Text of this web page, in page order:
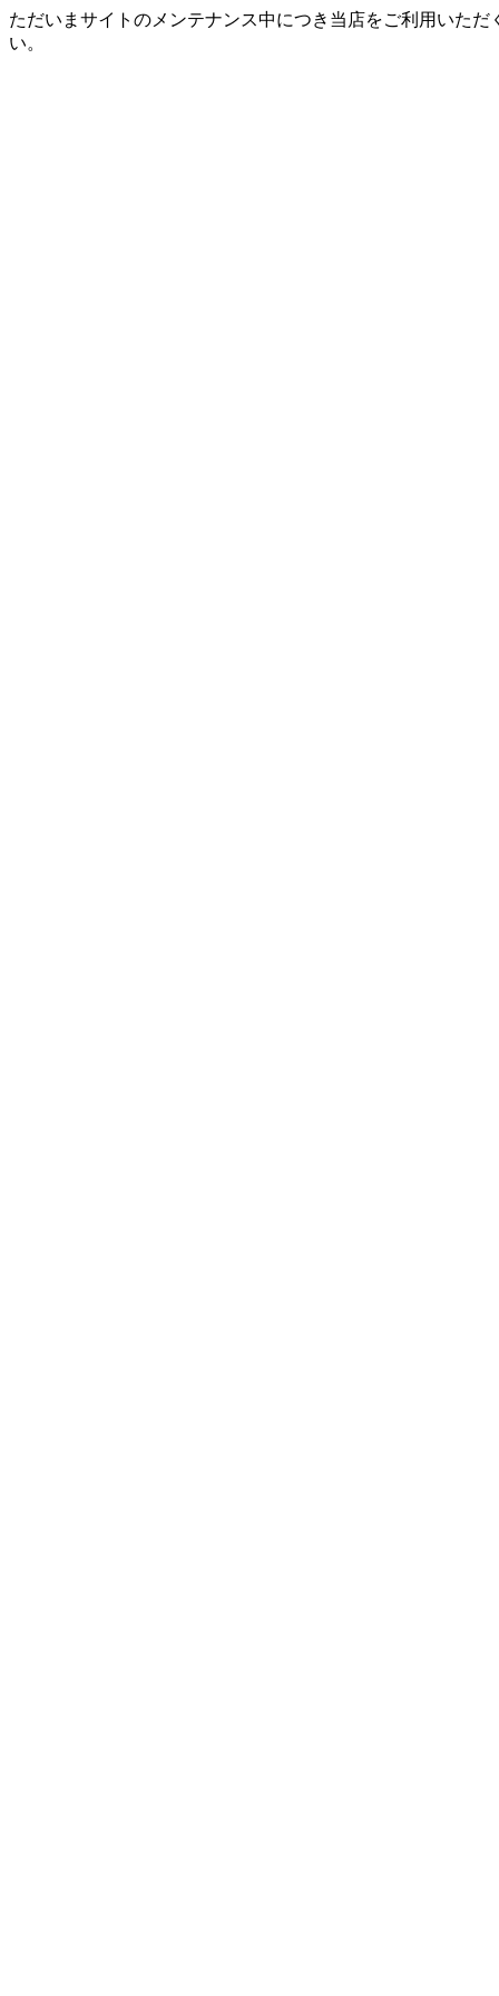
ただいまサイトのメンテナンス中につき当店をご利用いた
い。